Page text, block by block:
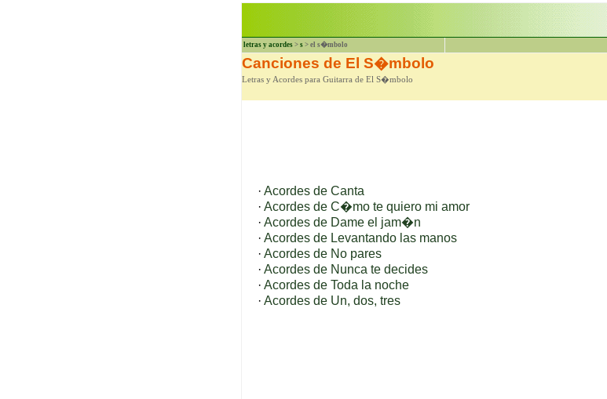
letras y acordes > s > el s�mbolo
Canciones de El S�mbolo
Letras y Acordes para Guitarra de El S�mbolo
· Acordes de Canta
· Acordes de C�mo te quiero mi amor
· Acordes de Dame el jam�n
· Acordes de Levantando las manos
· Acordes de No pares
· Acordes de Nunca te decides
· Acordes de Toda la noche
· Acordes de Un, dos, tres